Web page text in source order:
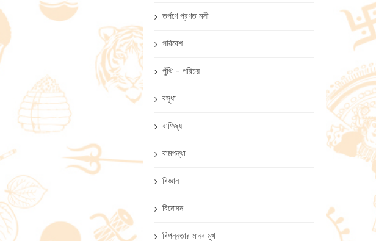
তর্পণে প্রণত মসী
পরিবেশ
পুঁথি – পরিচয়
বসুধা
বাণিজ্য
বামপন্থা
বিজ্ঞান
বিনোদন
বিপন্নতার মানব মুখ